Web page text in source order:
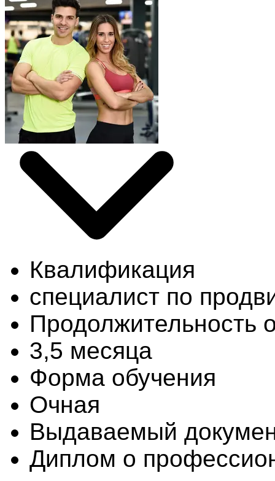
Квалификация
специалист по
Продолжительность
3,5 месяца
Форма обучения
Очная
Выдаваемый
Диплом о